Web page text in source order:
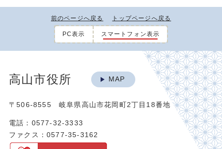
前のページへ戻る トップページへ戻る
PC表示 スマートフォン表示
高山市役所 MAP
〒506-8555 岐阜県高山市花岡町2丁目18番地
電話：0577-32-3333
ファクス：0577-35-3162